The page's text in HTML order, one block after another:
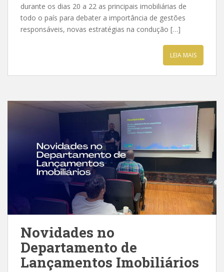
durante os dias 20 a 22 as principais imobiliárias de
todo o país para debater a importância de gestões
responsáveis, novas estratégias na condução […]
LEIA MAIS
Novidades no
Departamento de
Lançamentos Imobiliários